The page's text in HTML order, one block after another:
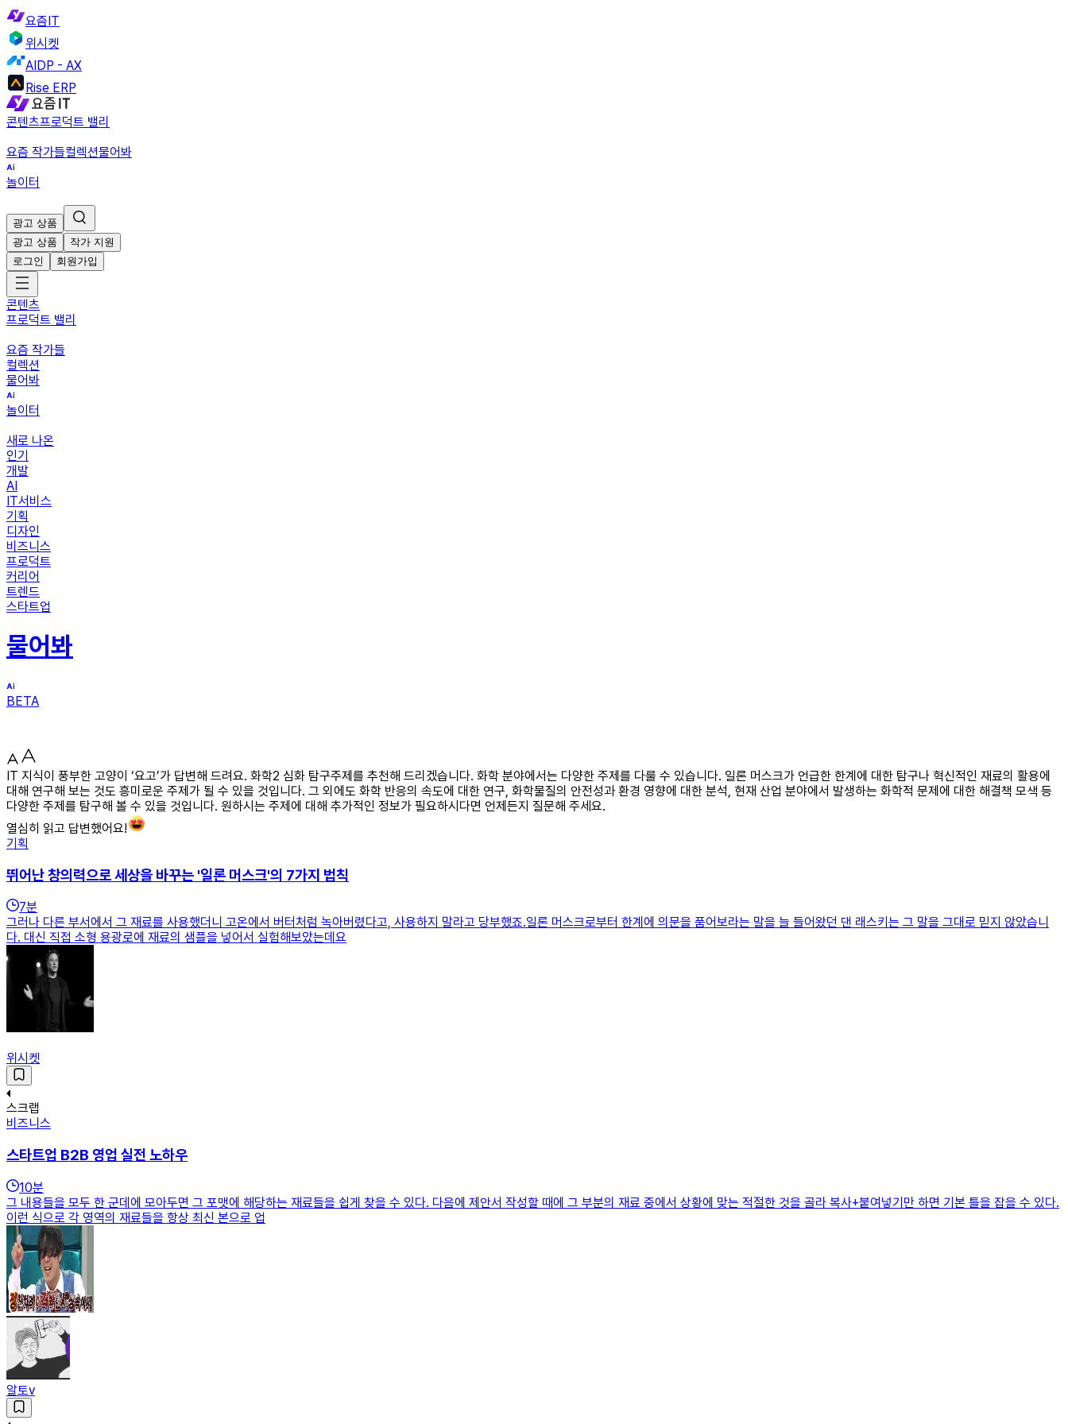
요즘IT
위시켓
AIDP - AX
Rise ERP
콘텐츠프로덕트 밸리
요즘 작가들컬렉션물어봐
놀이터
광고 상품
광고 상품
작가 지원
로그인
회원가입
콘텐츠
프로덕트 밸리
요즘 작가들
컬렉션
물어봐
놀이터
새로 나온
인기
개발
AI
IT서비스
기획
디자인
비즈니스
프로덕트
커리어
트렌드
스타트업
물어봐
BETA
IT 지식이 풍부한 고양이 ‘요고’가 답변해 드려요. 화학2 심화 탐구주제를 추천해 드리겠습니다. 화학 분야에서는 다양한 주제를 다룰 수 있습니다. 일론 머스크가 언급한 한계에 대한 탐구나 혁신적인 재료의 활용에
대해 연구해 보는 것도 흥미로운 주제가 될 수 있을 것입니다. 그 외에도 화학 반응의 속도에 대한 연구, 화학물질의 안전성과 환경 영향에 대한 분석, 현재 산업 분야에서 발생하는 화학적 문제에 대한 해결책 모색 등
다양한 주제를 탐구해 볼 수 있을 것입니다. 원하시는 주제에 대해 추가적인 정보가 필요하시다면 언제든지 질문해 주세요.
열심히 읽고 답변했어요!
기획
뛰어난 창의력으로 세상을 바꾸는 '일론 머스크'의 7가지 법칙
7분
그러나 다른 부서에서 그 재료를 사용했더니 고온에서 버터처럼 녹아버렸다고, 사용하지 말라고 당부했죠.일론 머스크로부터 한계에 의문을 품어보라는 말을 늘 들어왔던 댄 래스키는 그 말을 그대로 믿지 않았습니
다. 대신 직접 소형 용광로에 재료의 샘플을 넣어서 실험해보았는데요
위시켓
스크랩
비즈니스
스타트업 B2B 영업 실전 노하우
10분
그 내용들을 모두 한 군데에 모아두면 그 포맷에 해당하는 재료들을 쉽게 찾을 수 있다. 다음에 제안서 작성할 때에 그 부분의 재료 중에서 상황에 맞는 적절한 것을 골라 복사+붙여넣기만 하면 기본 틀을 잡을 수 있다.
이런 식으로 각 영역의 재료들을 항상 최신 본으로 업
알토v